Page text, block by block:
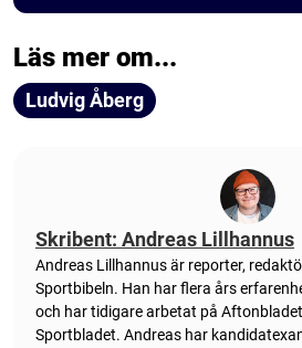
Läs mer om...
Ludvig Åberg
Skribent: Andreas Lillhannus
Andreas Lillhannus är reporter,
Sportbibeln. Han har flera års
och har tidigare arbetat på
Sportbladet. Andreas har